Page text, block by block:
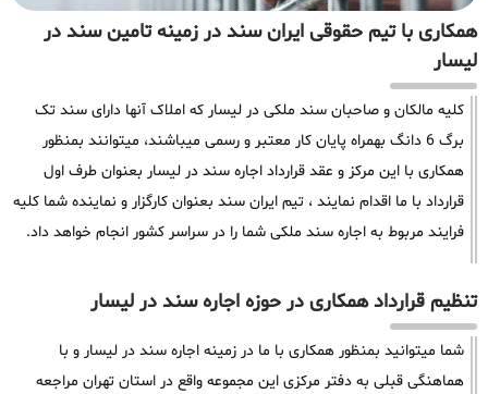
همکاری با تیم حقوقی ایران سند در زمینه تامین سند در
لیسار
کلیه مالکان و صاحبان سند ملکی در لیسار که املاک آنها دارای سند تک
برگ 6 دانگ بهمراه پایان کار معتبر و رسمی میباشند، میتوانند بمنظور
همکاری با این مرکز و عقد قرارداد اجاره سند در لیسار بعنوان طرف اول
قرارداد با ما اقدام نمایند ، تیم ایران سند بعنوان کارگزار و نماینده شما کلیه
فرایند مربوط به اجاره سند ملکی شما را در سراسر کشور انجام خواهد داد.
تنظیم قرارداد همکاری در حوزه اجاره سند در لیسار
شما میتوانید بمنظور همکاری با ما در زمینه اجاره سند در لیسار و با
هماهنگی قبلی به دفتر مرکزی این مجموعه واقع در استان تهران مراجعه